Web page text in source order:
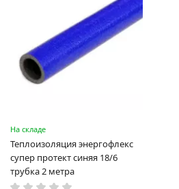
На складе
Теплоизоляция энергофлекс
супер протект синяя 18/6
трубка 2 метра